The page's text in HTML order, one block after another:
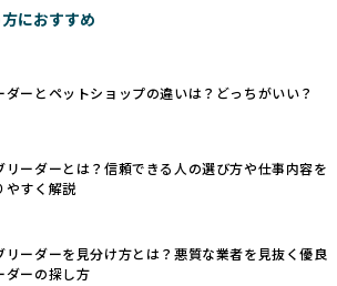
とって選択の判断が難しい現状があり
で掲載が許可されるサイトが多く、実
ーダーの姿勢が見えにくい点も課題で
は、ブリーダーが記載する情報が主で
々のケアの状況がわからないため、営
ーダー」が含まれるリスクが高まりま
、ワンちゃんを大切にする「優良ブリ
るために、法令を超えた独自の基準を
理念や飼育環境の厳格なチェックを行っ
断されることで他の犬や人間との意思
うした処置が禁止されている一方で、
れる場合があります。
福祉を優先し、ワンちゃんの自然な姿
・断耳を行いません。
ーダーでは「見た目が良く売れやすい」
断耳を行うことがあり、中には麻酔なし
受けられます。
い」詳細はこちら
リスクや育て方のポイントを理解し、
におすすめ
ダーとペットショップの違いは？どっちがいい？
リーダーとは？信頼できる人の選び方や仕事内容を
やすく解説
リーダーを見分け方とは？悪質な業者を見抜く優良
ダーの探し方